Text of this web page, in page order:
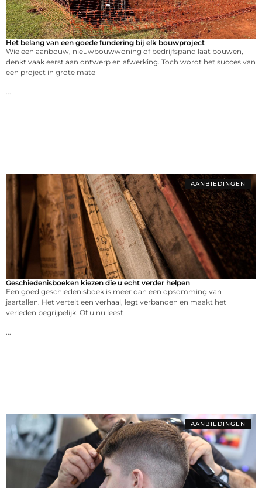
Het belang van een goede fundering bij elk bouwproject
Wie een aanbouw, nieuwbouwwoning of bedrijfspand laat bouwen,
denkt vaak eerst aan ontwerp en afwerking. Toch wordt het succes van
een project in grote mate
AANBIEDINGEN
Geschiedenisboeken kiezen die u echt verder helpen
Een goed geschiedenisboek is meer dan een opsomming van
jaartallen. Het vertelt een verhaal, legt verbanden en maakt het
verleden begrijpelijk. Of u nu leest
AANBIEDINGEN